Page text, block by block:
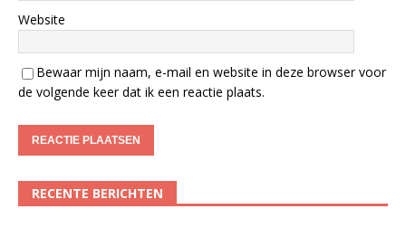
Website
Bewaar mijn naam, e-mail en website in deze browser voor
de volgende keer dat ik een reactie plaats.
RECENTE BERICHTEN